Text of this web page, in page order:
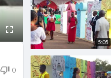
5:05
0